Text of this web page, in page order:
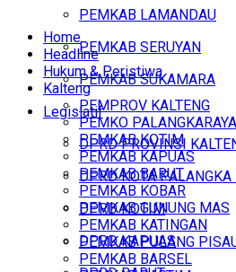
PEMKAB LAMANDAU
PEMKAB SERUYAN
PEMKAB SUKAMARA
Legislatif
DPRD PROVINSI
DPRD KOTA PALANGKA
DPRD KOTIM
DPRD KAPUAS
Home
Headline
Hukum & Peristiwa
Kalteng
PEMPROV KALTENG
PEMKO PALANGKARAYA
PEMKAB KOTIM
PEMKAB KAPUAS
PEMKAB BARUT
PEMKAB KOBAR
PEMKAB GUNUNG MAS
PEMKAB KATINGAN
PEMKAB PULANG
PEMKAB BARSEL